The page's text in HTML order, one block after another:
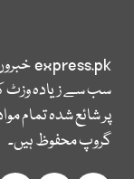
express.pk
سب سے زیادہ وزٹ
پر شائع شدہ تمام
گروپ محفوظ ہیں۔